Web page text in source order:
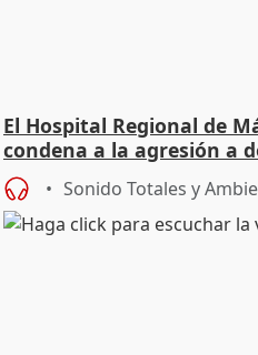
El Hospital Regional de
condena a la agresión a
Urgencias
Sonido Totales y